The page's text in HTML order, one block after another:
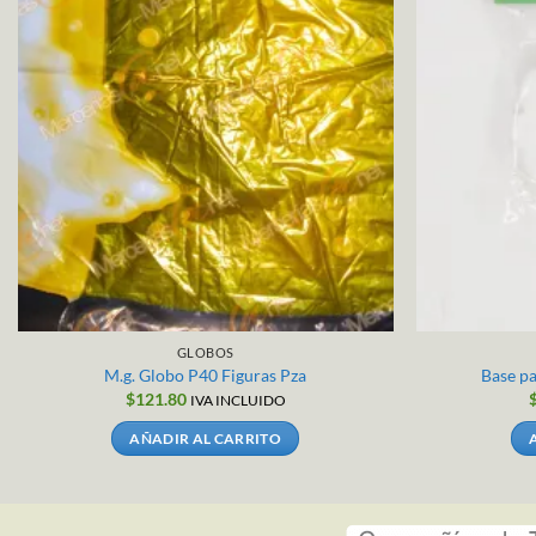
GLOBOS
M.g. Globo P40 Figuras Pza
$121.80 IVA INCLUIDO
AÑADIR AL CARRITO
Base